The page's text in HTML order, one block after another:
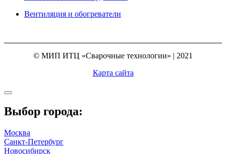
Вентиляция и обогреватели
© МИП ИТЦ «Сварочные технологии» | 2021
Карта сайта
Выбор города:
Москва
Санкт-Петербург
Новосибирск